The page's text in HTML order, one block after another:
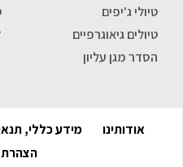
טיולי ג'יפים
טיולים גיאוגרפיים
הסדר מגן עליון
אודותינו מידע כללי,
הצהרת